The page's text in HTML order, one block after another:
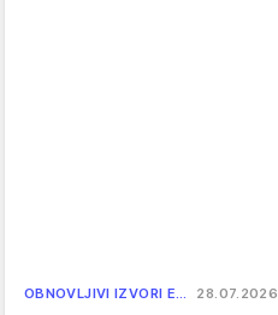
OBNOVLJIVI IZVORI E… 28.07.2026.